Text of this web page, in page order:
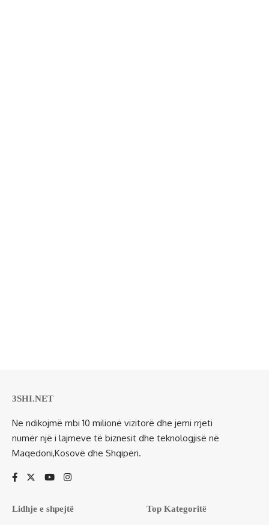
3SHI.NET
Ne ndikojmë mbi 10 milionë vizitorë dhe jemi rrjeti
numër një i lajmeve të biznesit dhe teknologjisë në
Maqedoni,Kosovë dhe Shqipëri.
Lidhje e shpejtë Top Kategoritë